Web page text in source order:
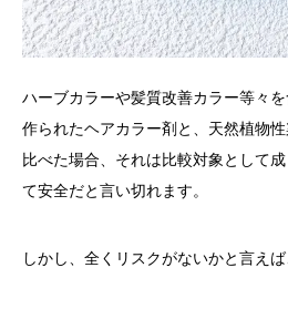
ハーブカラーや髪質改善カラー等々
作られたヘアカラー剤と、天然植物
比べた場合、それは比較対象として成
て安全だと言い切れます。
しかし、全くリスクがないかと言え